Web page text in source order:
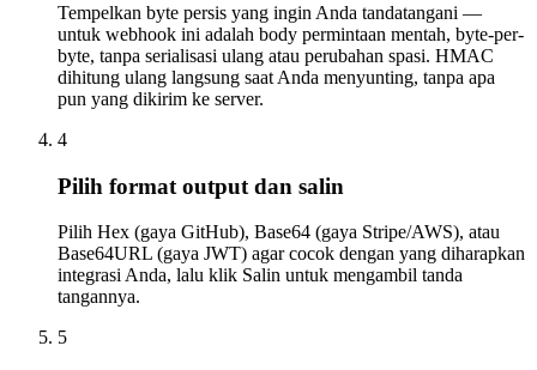
Tempelkan byte persis yang ingin Anda tandatangani —
untuk webhook ini adalah body permintaan mentah, byte-per-
byte, tanpa serialisasi ulang atau perubahan spasi. HMAC
dihitung ulang langsung saat Anda menyunting, tanpa apa
pun yang dikirim ke server.
4
Pilih format output dan salin
Pilih Hex (gaya GitHub), Base64 (gaya Stripe/AWS), atau
Base64URL (gaya JWT) agar cocok dengan yang diharapkan
integrasi Anda, lalu klik Salin untuk mengambil tanda
tangannya.
5